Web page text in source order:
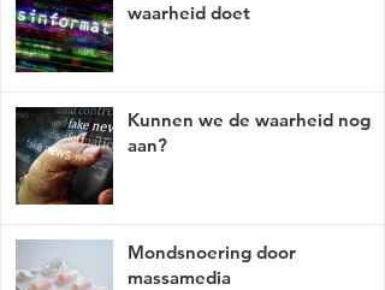
waarheid doet
Kunnen we de waarheid nog
aan?
Mondsnoering door
massamedia